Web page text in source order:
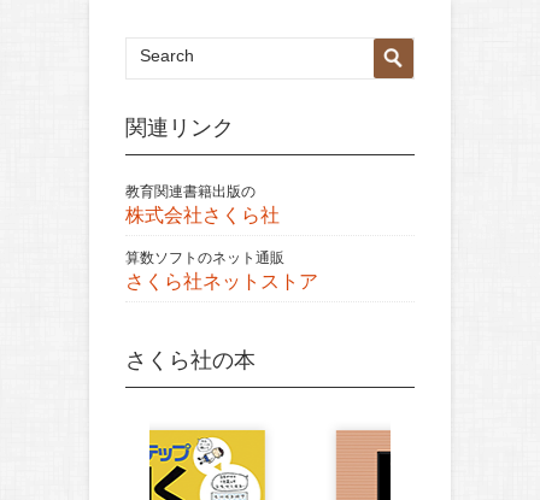
関連リンク
教育関連書籍出版の
株式会社さくら社
算数ソフトのネット通販
さくら社ネットストア
さくら社の本